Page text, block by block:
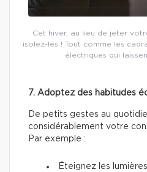
Cet hiver, au lieu de jeter
isolez-les ! Tout comme les
électriques qui
7. Adoptez des habitudes
De petits gestes au
considérablement votre
Par exemple :
Éteignez les